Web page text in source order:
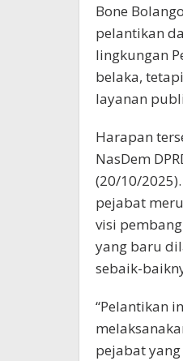
Bone
pelantikan
lingkungan
belaka,
layanan
Harapan
NasDem
(20/10/
pejabat
visi
yang baru
sebaik-
“Pelantikan
pejabat